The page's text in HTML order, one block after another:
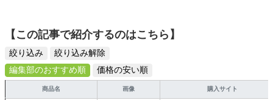
【この記事で紹介するのはこちら】
絞り込み
絞り込み解除
編集部のおすすめ順
価格の安い順
商品名 画像 購入サイト